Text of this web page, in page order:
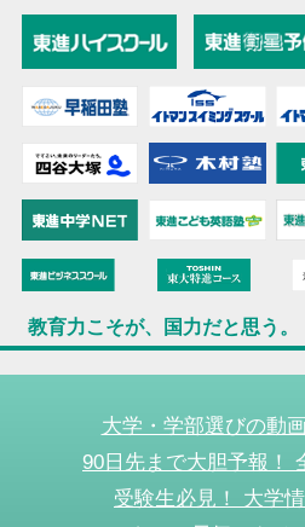
教育力こそが、国力だと思う。
大学・学部選びの動
90日先まで大胆予報！
受験生必見！ 大学